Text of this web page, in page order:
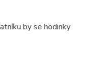
by se hodinky